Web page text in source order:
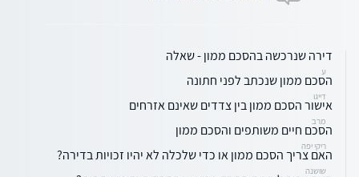
דירה שנרכשה בהסכם ממון - שאלה
ע
הסכם ממון שנכתב לפני חתונה
דייגו
אישור הסכם ממון בין צדדים שאינם אזרחים
מרב
הסכם חיים משותפים והסכם ממון
ריקי יפה
האם צריך הסכם ממון או כדי שלכלה לא יהיו זכויות בדירה?
שושנה